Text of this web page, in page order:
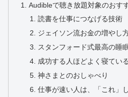
Audibleで聴き放題対象のおす
読書を仕事につなげる技術
ジェイソン流お金の増やし
スタンフォード式最高の睡
成功する人ほどよく寝ている
神さまとのおしゃべり
仕事が速い人は、「これ」